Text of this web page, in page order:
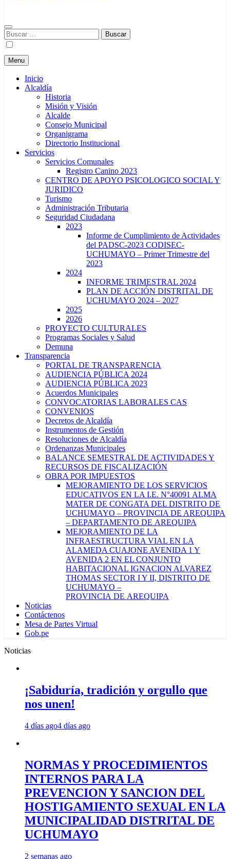
Buscar:
Menu
Inicio
Alcaldía
Historia
Misión y Visión
Alcalde
Consejo Municipal
Organigrama
Directorio Institucional
Servicios
Servicios Comunales
Registro Canino 2023
CENTRO DE APOYO PSICOLOGICO SOCIAL Y
JURIDICO
Turismo
Administración Tributaria
Seguridad Ciudadana
2023
Informe de Cumplimiento de Actividades
del PADSC-2023 CODISEC-
UCHUMAYO – Primer Trimestre del
2023
2024
INFORME TRIMESTRAL 2024
PLAN DE ACCIÓN DISTRITAL DE
UCHUMAYO 2024 – 2027
2025
2026
PROYECTO CULTURALES
Programas Sociales y Salud
Demuna
Transparencia
PORTAL DE TRANSPARENCIA
AUDIENCIA PÚBLICA 2024
AUDIENCIA PÚBLICA 2023
Acuerdos Municipales
CONVOCATORIAS LABORALES CAS
CONVENIOS
Decretos de Alcaldía
Instrumentos de Gestión
Resoluciones de Alcaldía
Ordenanzas Municipales
BALANCE SEMESTRAL DE ACTIVIDADES Y
RECURSOS DE FISCALIZACIÓN
OBRA POR IMPUESTOS
MEJORAMIENTO DE LOS SERVICIOS
EDUCATIVOS EN LA I.E. N°40091 ALMA
MATER DE CONGATA DEL DISTRITO DE
UCHUMAYO – PROVINCIA DE AREQUIPA
– DEPARTAMENTO DE AREQUIPA
MEJORAMIENTO DE LA
INFRAESTRUCTURA VIAL EN LA
ALAMEDA CUAJONE AVENIDA 1 Y
AVENIDA 2 EN EL CONJUNTO
HABITACIONAL IGNACION ALVAREZ
THOMAS SECTOR I Y II, DISTRITO DE
UCHUMAYO –
PROVINCIA DE AREQUIPA
Noticias
Contáctenos
Mesa de Partes Virtual
Gob.pe
Noticias
¡Sabiduría, tradición y orgullo que
nos unen!
4 días ago4 días ago
NORMAS Y PROCEDIMIENTOS
INTERNOS PARA LA
PREVENCION Y SANCION DEL
HOSTIGAMIENTO SEXUAL EN LA
MUNICIPALIDAD DISTRITAL DE
UCHUMAYO
2 semanas ago